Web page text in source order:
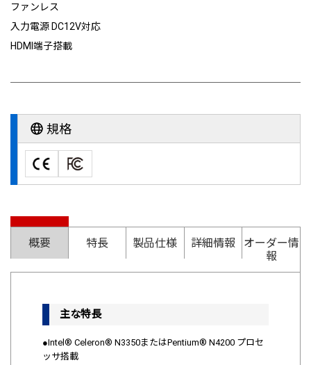
ファンレス
入力電源 DC12V対応
HDMI端子搭載
規格
概要 特長 製品仕様 詳細情報
オーダー情
報
主な特長
●Intel® Celeron® N3350またはPentium® N4200 プロセ
ッサ搭載